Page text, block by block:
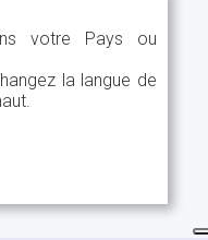
votre Pays ou
la langue de